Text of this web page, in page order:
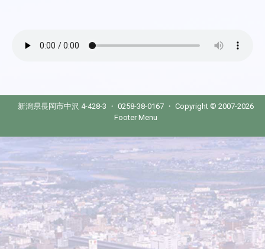
新潟県長岡市中沢 4-428-3 ・ 0258-38-0167 ・ Copyright © 2007-2026
Footer Menu